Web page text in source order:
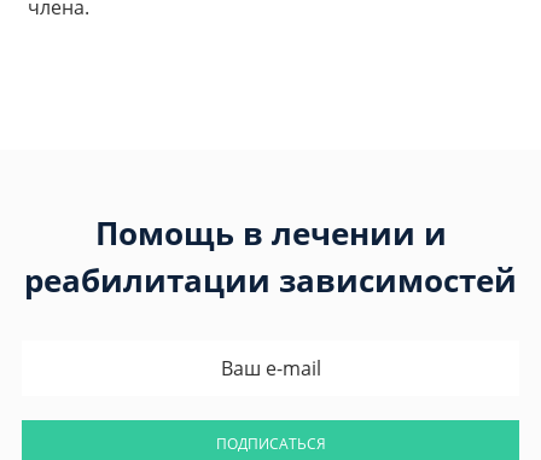
члена.
Помощь в лечении и
реабилитации зависимостей
ПОДПИСАТЬСЯ